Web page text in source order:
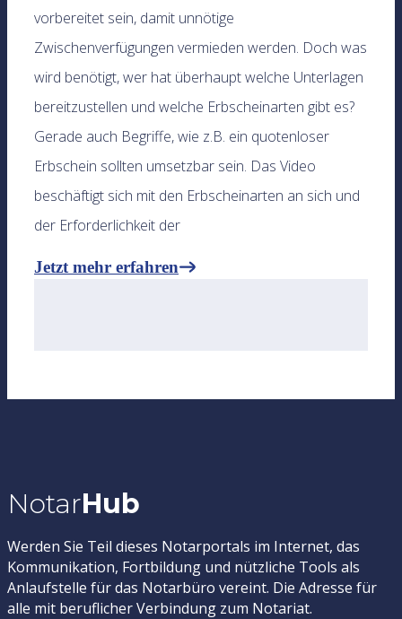
vorbereitet sein, damit unnötige
Zwischenverfügungen vermieden werden. Doch was
wird benötigt, wer hat überhaupt welche Unterlagen
bereitzustellen und welche Erbscheinarten gibt es?
Gerade auch Begriffe, wie z.B. ein quotenloser
Erbschein sollten umsetzbar sein. Das Video
beschäftigt sich mit den Erbscheinarten an sich und
der Erforderlichkeit der
Jetzt mehr erfahren
NotarHub
Werden Sie Teil dieses Notarportals im Internet, das
Kommunikation, Fortbildung und nützliche Tools als
Anlaufstelle für das Notarbüro vereint. Die Adresse für
alle mit beruflicher Verbindung zum Notariat.